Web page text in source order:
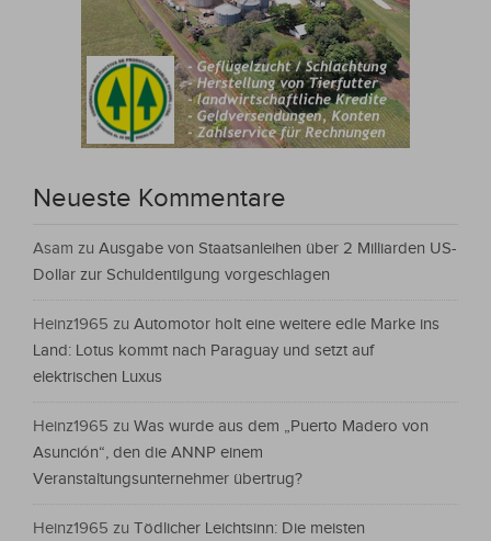
Neueste Kommentare
Asam zu Ausgabe von Staatsanleihen über 2 Milliarden US-
Dollar zur Schuldentilgung vorgeschlagen
Heinz1965 zu Automotor holt eine weitere edle Marke ins
Land: Lotus kommt nach Paraguay und setzt auf
elektrischen Luxus
Heinz1965 zu Was wurde aus dem „Puerto Madero von
Asunción“, den die ANNP einem
Veranstaltungsunternehmer übertrug?
Heinz1965 zu Tödlicher Leichtsinn: Die meisten